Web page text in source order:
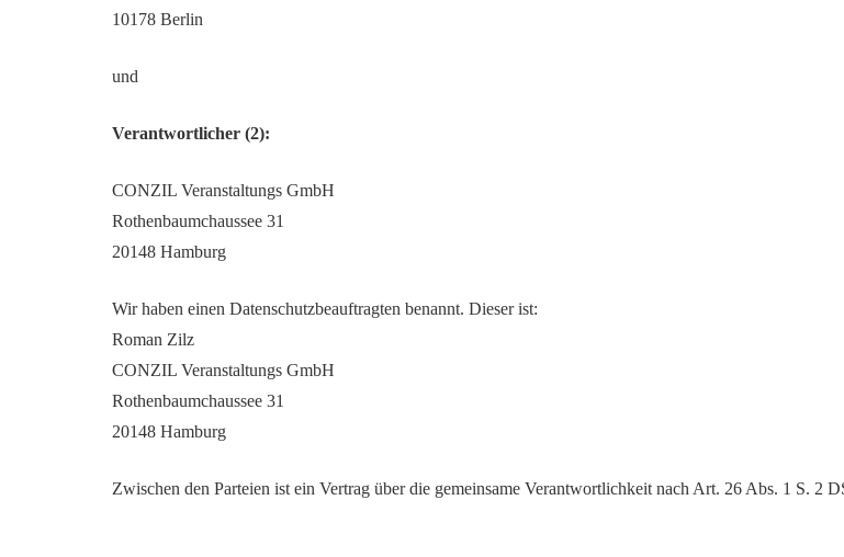
10178 Berlin
und
Verantwortlicher (2):
CONZIL Veranstaltungs GmbH
Rothenbaumchaussee 31
20148 Hamburg
Wir haben einen Datenschutzbeauftragten benannt. Dieser ist:
Roman Zilz
CONZIL Veranstaltungs GmbH
Rothenbaumchaussee 31
20148 Hamburg
Zwischen den Parteien ist ein Vertrag über die gemeinsame Verantwortlichkeit nach Art. 26 Abs. 1 S. 2